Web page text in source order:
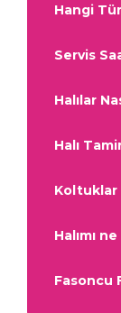
Hangi Tür
Servis
Halılar
Halı
Koltuklar
Halımı
Fasoncu